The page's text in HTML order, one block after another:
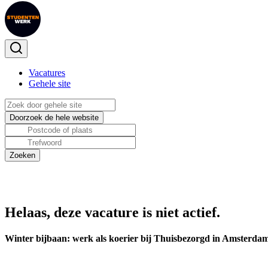
Vacatures
Gehele site
Helaas, deze vacature is niet actief.
Winter bijbaan: werk als koerier bij Thuisbezorgd in